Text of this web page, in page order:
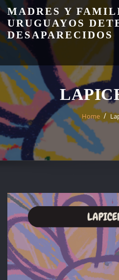
Skip
content
MADRES Y
URUGUAYOS
DESAPARECIDOS
Home